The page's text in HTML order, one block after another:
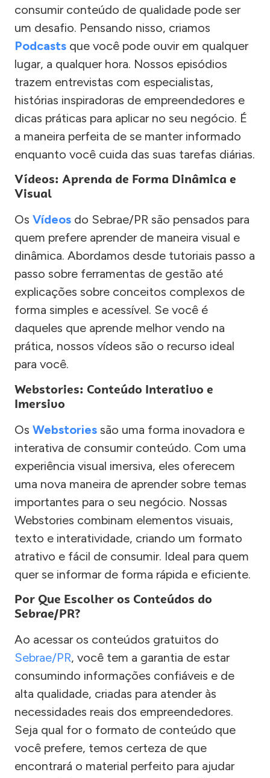
consumir conteúdo de qualidade pode ser
um desafio. Pensando nisso, criamos
Podcasts que você pode ouvir em qualquer
lugar, a qualquer hora. Nossos episódios
trazem entrevistas com especialistas,
histórias inspiradoras de empreendedores e
dicas práticas para aplicar no seu negócio. É
a maneira perfeita de se manter informado
enquanto você cuida das suas tarefas diárias.
Vídeos: Aprenda de Forma Dinâmica e
Visual
Os Vídeos do Sebrae/PR são pensados para
quem prefere aprender de maneira visual e
dinâmica. Abordamos desde tutoriais passo a
passo sobre ferramentas de gestão até
explicações sobre conceitos complexos de
forma simples e acessível. Se você é
daqueles que aprende melhor vendo na
prática, nossos vídeos são o recurso ideal
para você.
Webstories: Conteúdo Interativo e
Imersivo
Os Webstories são uma forma inovadora e
interativa de consumir conteúdo. Com uma
experiência visual imersiva, eles oferecem
uma nova maneira de aprender sobre temas
importantes para o seu negócio. Nossas
Webstories combinam elementos visuais,
texto e interatividade, criando um formato
atrativo e fácil de consumir. Ideal para quem
quer se informar de forma rápida e eficiente.
Por Que Escolher os Conteúdos do
Sebrae/PR?
Ao acessar os conteúdos gratuitos do
Sebrae/PR, você tem a garantia de estar
consumindo informações confiáveis e de
alta qualidade, criadas para atender às
necessidades reais dos empreendedores.
Seja qual for o formato de conteúdo que
você prefere, temos certeza de que
encontrará o material perfeito para ajudar